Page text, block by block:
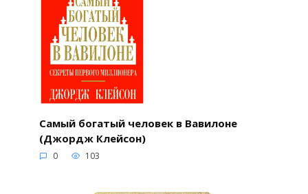
Самый богатый человек в Вавилоне
(Джордж Клейсон)
0 103